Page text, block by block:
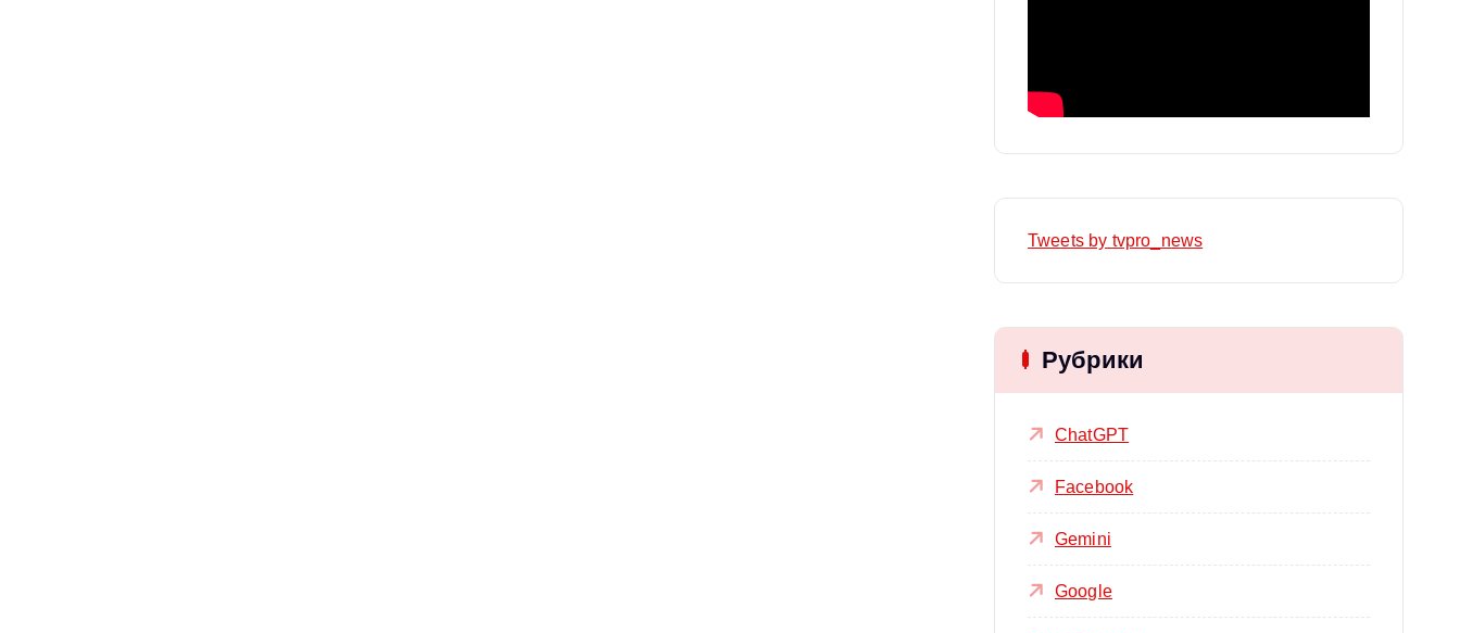
Tweets by tvpro_news
Рубрики
ChatGPT
Facebook
Gemini
Google